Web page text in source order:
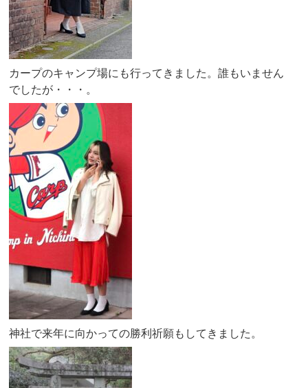
カープのキャンプ場にも行ってきました。誰もいません
でしたが・・・。
神社で来年に向かっての勝利祈願もしてきました。